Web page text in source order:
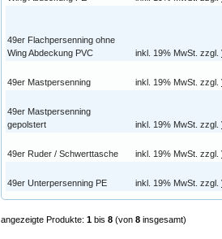
49er Flachpersenning ohne
Wing Abdeckung PVC
inkl. 19% MwSt. zzgl.
49er Mastpersenning inkl. 19% MwSt. zzgl.
49er Mastpersenning
gepolstert
inkl. 19% MwSt. zzgl.
49er Ruder / Schwerttasche inkl. 19% MwSt. zzgl.
49er Unterpersenning PE inkl. 19% MwSt. zzgl.
angezeigte Produkte: 1 bis 8 (von 8 insgesamt)